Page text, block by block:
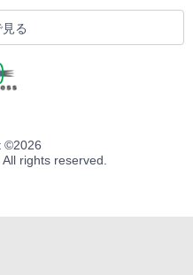
る
©2026
rights reserved.